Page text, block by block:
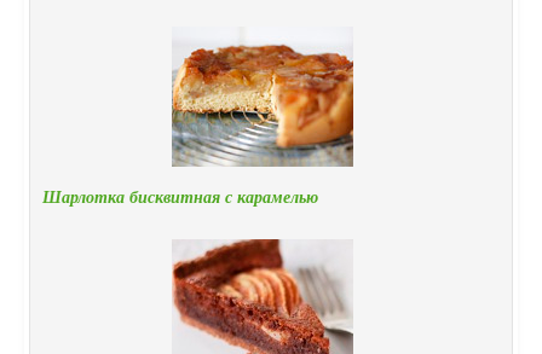
Шарлотка бисквитная с карамелью